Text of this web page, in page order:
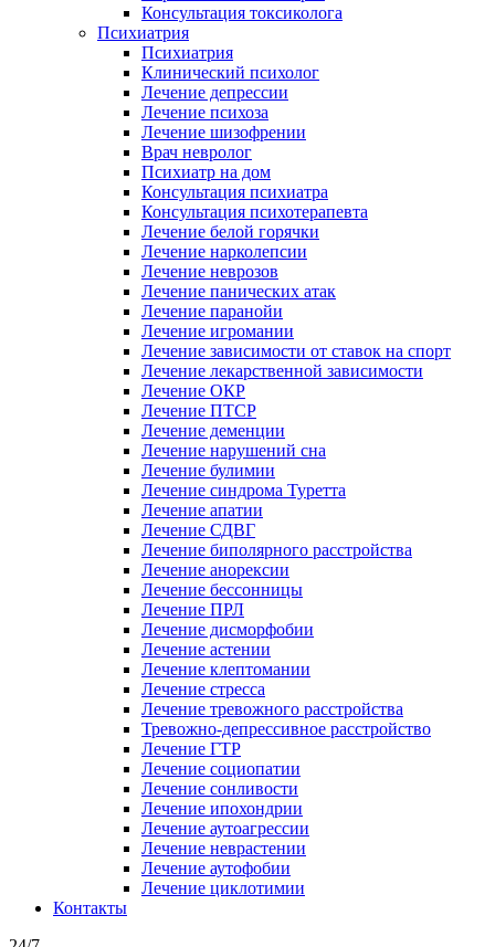
Консультация токсиколога
Психиатрия
Психиатрия
Клинический психолог
Лечение депрессии
Лечение психоза
Лечение шизофрении
Врач невролог
Психиатр на дом
Консультация психиатра
Консультация психотерапевта
Лечение белой горячки
Лечение нарколепсии
Лечение неврозов
Лечение панических атак
Лечение паранойи
Лечение игромании
Лечение зависимости от ставок на спорт
Лечение лекарственной зависимости
Лечение ОКР
Лечение ПТСР
Лечение деменции
Лечение нарушений сна
Лечение булимии
Лечение синдрома Туретта
Лечение апатии
Лечение СДВГ
Лечение биполярного расстройства
Лечение анорексии
Лечение бессонницы
Лечение ПРЛ
Лечение дисморфобии
Лечение астении
Лечение клептомании
Лечение стресса
Лечение тревожного расстройства
Тревожно-депрессивное расстройство
Лечение ГТР
Лечение социопатии
Лечение сонливости
Лечение ипохондрии
Лечение аутоагрессии
Лечение неврастении
Лечение аутофобии
Лечение циклотимии
Контакты